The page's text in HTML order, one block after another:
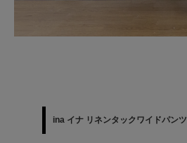
ina イナ リネンタックワイドパンツ